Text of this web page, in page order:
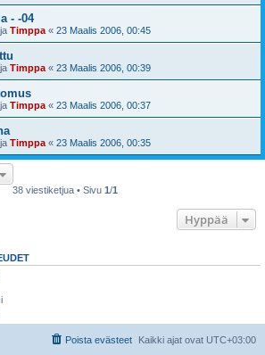
- -04
Timppa « 23 Maalis 2006, 00:45
Timppa « 23 Maalis 2006, 00:39
Timppa « 23 Maalis 2006, 00:37
Timppa « 23 Maalis 2006, 00:35
38 viestiketjua • Sivu 1 /1
Hyppää
Kaikki ajat ovat UTC+03:00
Poista evästeet